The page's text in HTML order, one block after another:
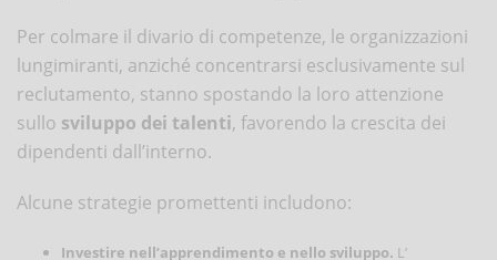
Per colmare il divario di competenze, le organizzazioni
lungimiranti, anziché concentrarsi esclusivamente sul
reclutamento, stanno spostando la loro attenzione
sullo sviluppo dei talenti, favorendo la crescita dei
dipendenti dall’interno.
Alcune strategie promettenti includono:
Investire nell’apprendimento e nello sviluppo. L’